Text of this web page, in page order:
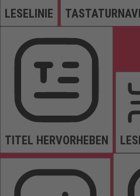
LESELINIE
TITEL HERVORHEBEN